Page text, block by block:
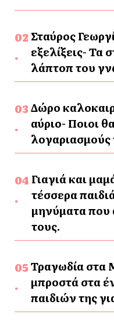
Σταύρος
εξελίξεις- Τα
λάπτοπ του
Δώρο
αύριο- Ποιοι
λογαριασμούς
Γιαγιά και
τέσσερα
μηνύματα που
τους.
Τραγωδία στα
μπροστά στα
παιδιών της